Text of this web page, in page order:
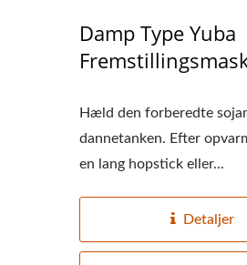
Damp Type Yuba
Hæld den forberedte
dannetanken. Efter
en lang hopstick eller...
Detaljer